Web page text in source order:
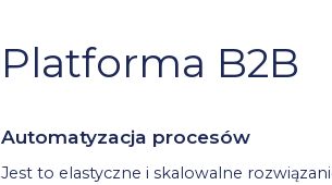
Platforma B2B
Automatyzacja procesów
Jest to elastyczne i skalowalne